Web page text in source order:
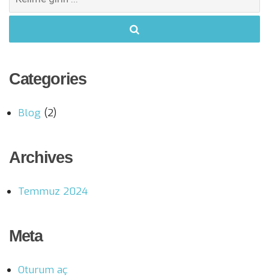
Categories
Blog (2)
Archives
Temmuz 2024
Meta
Oturum aç